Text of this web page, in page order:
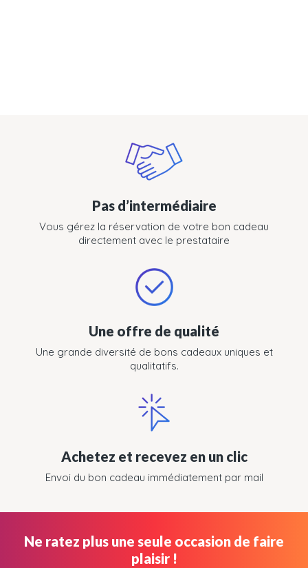
Pas d’intermédiaire
Vous gérez la réservation de votre bon cadeau
directement avec le prestataire
Une offre de qualité
Une grande diversité de bons cadeaux uniques et
qualitatifs.
Achetez et recevez en un clic
Envoi du bon cadeau immédiatement par mail
Ne ratez plus une seule occasion de faire
plaisir !